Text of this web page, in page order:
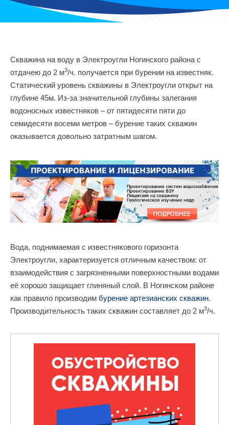
Скважина на воду в Электроугли Ногинского района с
отдачею до 2 м3/ч. получается при бурении на известняк.
Статический уровень скважины в Электроугли открыт на
глубине 45м. Из-за значительной глубины залегания
водоносных известняков – от пятидесяти пяти до
семидесяти восеми метров – бурение таких скважин
оказывается довольно затратным шагом.
Вода, поднимаемая с известнякового горизонта
Электроугли, характеризуется отличным качеством: от
взаимодействия с загрязненными поверхностными водами
её хорошо защищает глиняный слой. В Ногинском районе
как правило производим бурение артезианских скважин.
Производительность таких скважин составляет до 2 м3/ч.